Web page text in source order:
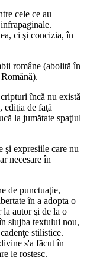
cele ce au
ci şi concizia, în
române (abolită în
încă nu există
ediţia de faţă
la jumătate spaţiul
şi expresiile care nu
necesare în
de punctuaţie,
în a adopta o
la autor şi de la o
slujba textului nou,
stilistice.
s'a făcut în
le rostesc.